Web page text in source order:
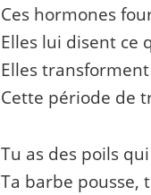
Ces hormones
Elles lui disent ce
Elles
Cette période de
Tu as des poils
Ta barbe pousse,